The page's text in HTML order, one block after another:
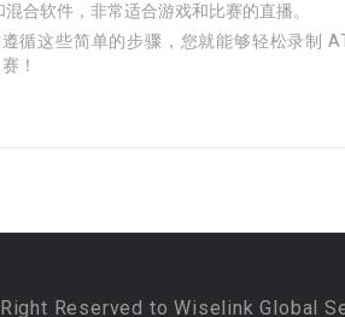
合软件，非常适合游戏和比赛的直播。
循这些简单的步骤，您就能够轻松录制
！
Reserved to Wiselink Global